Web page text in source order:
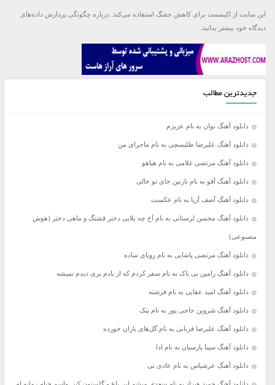
این سایت از اکیسمت برای کاهش جفنگ استفاده می‌کند. درباره چگونگی پردازش داده‌های
دیدگاه خود بیشتر بدانید.
جدیدترین مطالب
دانلود آهنگ نوان به نام عزیزم
دانلود آهنگ علیرضا طلیسچی به نام ماجرای من
دانلود آهنگ مرتضی غلامی به نام هیاهو
دانلود آهنگ آفو به نام نازنین جای تو خالی
دانلود آهنگ آصف آریا به نام عکست
دانلود آهنگ محسن لرستانی به نام آخ چه بلایی دختر قشنگ و ماهی دختر (هوش
مصنوعی)
دانلود آهنگ مرتضی پاشایی به نام رویای ساده
دانلود آهنگ رامین بی باک به نام سفر کردم که از یادم بری دیدم نمیشه
دانلود آهنگ امید عقابی به نام فرشته
دانلود آهنگ شروین حاجی پور به نام پتک
دانلود آهنگ علیرضا قربانی به نام گل‌های باران خورده
دانلود آهنگ سینا پارسیان به نام ادا
دانلود آهنگ عرشیاس به نام عادی نی